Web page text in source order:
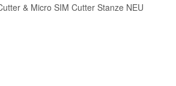
& Micro SIM Cutter Stanze NEU